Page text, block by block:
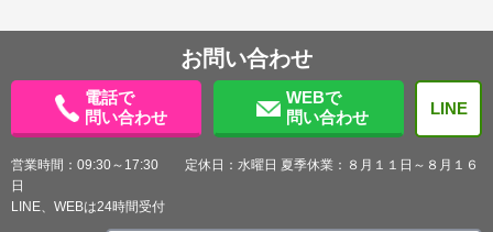
お問い合わせ
電話で
問い合わせ
WEBで
問い合わせ
LINE
営業時間：09:30～17:30 定休日：水曜日 夏季休業：８月１１日～８月１６
日
LINE、WEBは24時間受付